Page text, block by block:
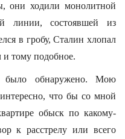
они ходили монолитной
линии, состоявшей из
в гробу, Сталин хлопал
и тому подобное.
было обнаружено. Мою
что бы со мной
обыск по какому-
к расстрелу или всего